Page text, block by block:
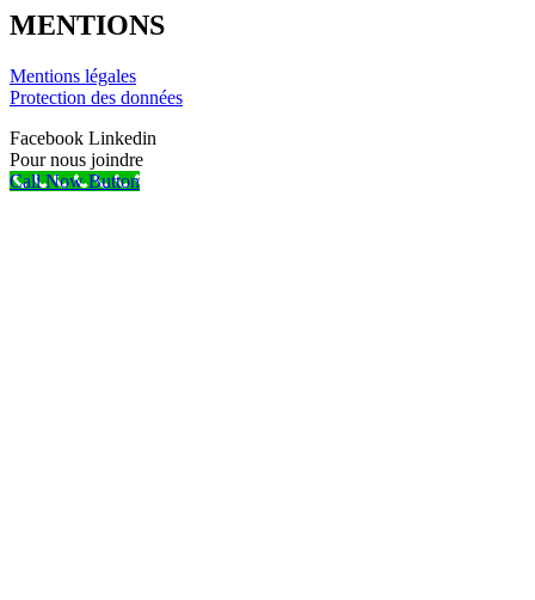
MENTIONS
Mentions légales
Protection des données
Facebook Linkedin
Pour nous joindre
Call Now Button